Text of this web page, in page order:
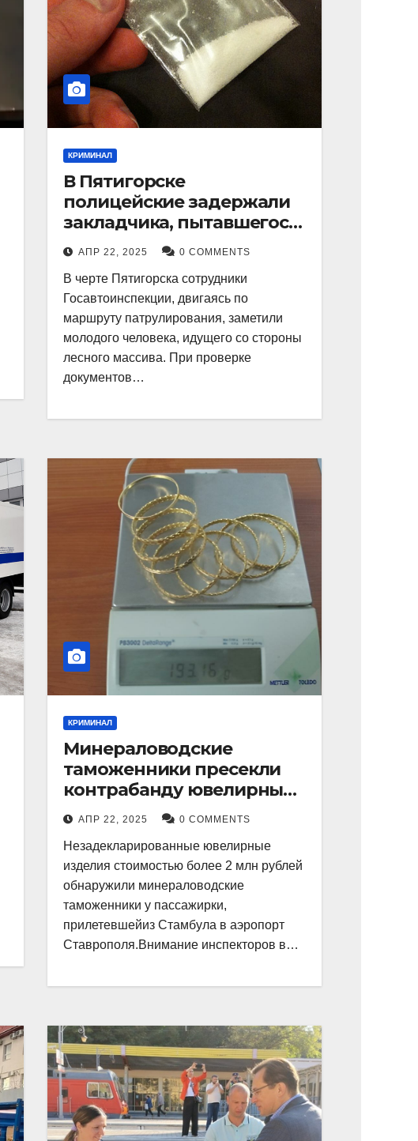
КРИМИНАЛ
В Пятигорске
полицейские задержали
закладчика, пытавшегося
сбыть партию
синтетического
наркотика
АПР 22, 2025 0 COMMENTS
В черте Пятигорска сотрудники
Госавтоинспекции, двигаясь по
маршруту патрулирования, заметили
молодого человека, идущего со стороны
лесного массива. При проверке
документов…
КРИМИНАЛ
Минераловодские
таможенники пресекли
контрабанду ювелирных
изделий на 2 млн рублей
АПР 22, 2025 0 COMMENTS
Незадекларированные ювелирные
изделия стоимостью более 2 млн рублей
обнаружили минераловодские
таможенники у пассажирки,
прилетевшейиз Стамбула в аэропорт
Ставрополя.Внимание инспекторов в…